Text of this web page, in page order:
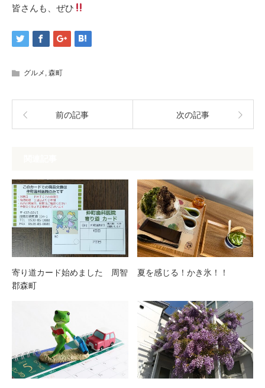
皆さんも、ぜひ
グルメ 森町
前の記事 次の記事
寄り道カード始めました 周智
郡森町
夏を感じる！かき氷！！